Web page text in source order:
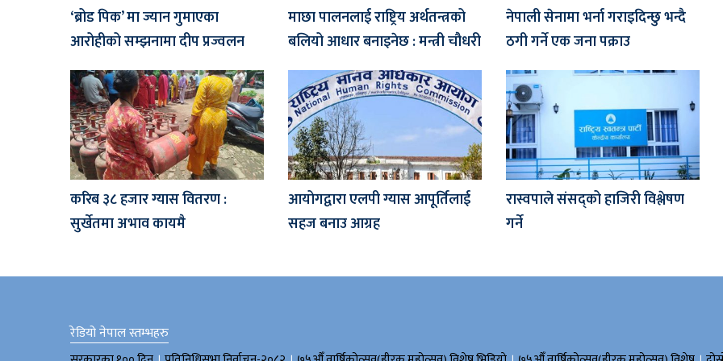
‘ब्रोड पिक’ मा ज्यान गुमाएका
आरोहीको सम्झनामा दीप प्रज्वलन
माछा पालनलाई राष्ट्रिय अर्थतन्त्रको
बलियो आधार बनाइनेछ : मन्त्री चौधरी
नेपाली सेनामा भर्ना गराइदिन्छु भन्दै
ठगी गर्ने एक जना पक्राउ
करिब ३८ हजार ग्यास वितरण :
सुर्खेतमा अभाव कायमै
आयोगद्वारा एलपी ग्यास आपूर्तिलाई
सहज बनाउ आग्रह
रास्वपाले संसद्को हाजिरी विश्लेषण
गर्ने
रेडियो नेपाल स्तम्भहरु